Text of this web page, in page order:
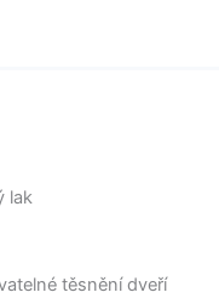
lak
těsnění dveří